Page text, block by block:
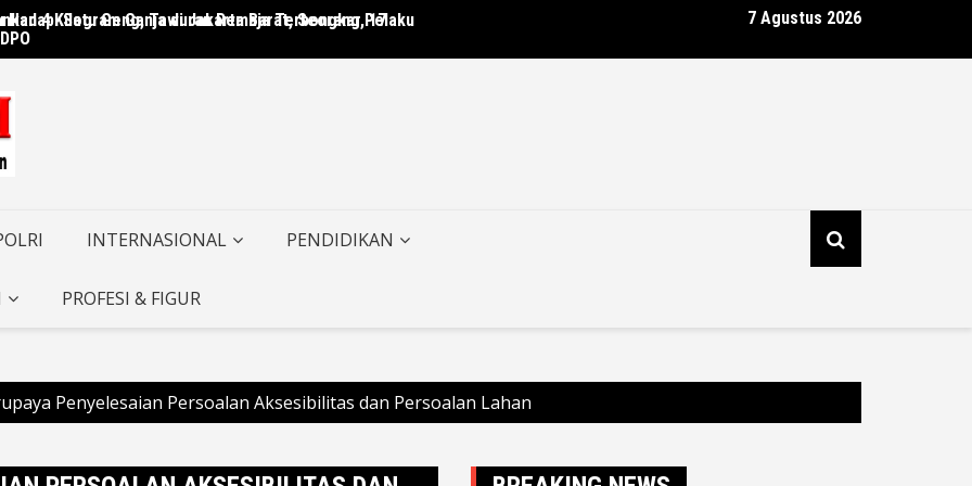
Hadapi Satu Geng, Tawuran Remaja Terbongkar, 17
4 Kilogram Ganja di Jakarta Barat, Seorang Pelaku
Cegah Ancaman Sekolah dan Perkebunan, Polda Kalbar Tangani Dua
7 Agustus 2026
INTERNASIONAL PENDIDIKAN
PROFESI & FIGUR
Penyelesaian Persoalan Aksesibilitas dan Persoalan Lahan